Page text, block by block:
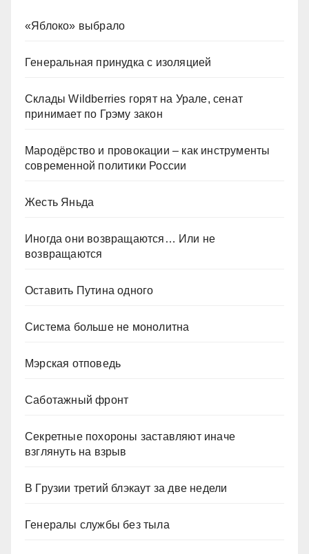
«Яблоко» выбрало
Генеральная принудка с изоляцией
Склады Wildberries горят на Урале, сенат
принимает по Грэму закон
Мародёрство и провокации – как инструменты
современной политики России
Жесть Яньда
Иногда они возвращаются… Или не
возвращаются
Оставить Путина одного
Система больше не монолитна
Мэрская отповедь
Саботажный фронт
Секретные похороны заставляют иначе
взглянуть на взрыв
В Грузии третий блэкаут за две недели
Генералы службы без тыла